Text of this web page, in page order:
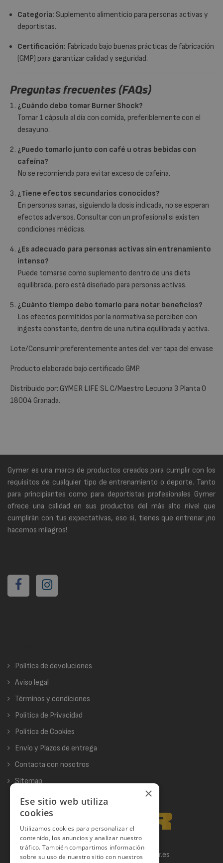
Categoría: Suplemento alimenticio para personas activas y
deportistas.
Certificación: Fabricado bajo buenas prácticas de fabricación
(GMP) para garantizar calidad y seguridad.
Preguntas frecuentes (FAQs)
¿Cuándo debo tomar Burner Shock?
Tomar 1 cápsula al día con comida, preferiblemente con el
desayuno.
¿Puedo tomarlo junto con café u otras bebidas con
cafeína?
No se recomienda para evitar exceso de cafeína.
¿Tiene efectos secundarios conocidos?
En personas sanas, siguiendo la dosis indicada, no se esperan
efectos adversos. Consultar con un profesional si existen
condiciones médicas.
¿Es adecuado para personas activas sin entrenamiento
intenso?
Puede tomarse como suplemento dentro de una dieta
equilibrada, pero está diseñado para personas activas.
¿Cuánto tiempo debo tomarlo para notar beneficios?
Los efectos permitidos por la normativa se perciben con
ingesta constante, dentro de una rutina equilibrada y activa.
Lote/Consumir preferentemente antes del: ver tapa del envase
Producto elaborado bajo certificado GMP.
Distribuido por: GYMER LIFE SL C/Maestro Lecuona 3 Planta 0
18004 Granada.
Gymer es una marca de productos creados para cumplir con los
requisitos de cualquier tipo de entrenamiento o deporte. Tanto
para principiantes como para deportistas profesionales Gymer
ofrece una calidad en sus productos del más alto nivel que
cumplirán con tus expectativas, eso sí, tienes que entrenar ¡no
hacemos milagros!
Política de devoluciones
Aviso legal
Términos y condiciones
Política de Privacidad
Política de Cookies
Envío y Plazos de entrega
Contacta con nosotros
Sitemap
624 63 46 25 - info@gymer.es
×
Ese sitio web utiliza
cookies
Utilizamos cookies para personalizar el
contenido, los anuncios y analizar nuestro
tráfico. También compartimos información
sobre su uso de nuestro sitio con nuestros